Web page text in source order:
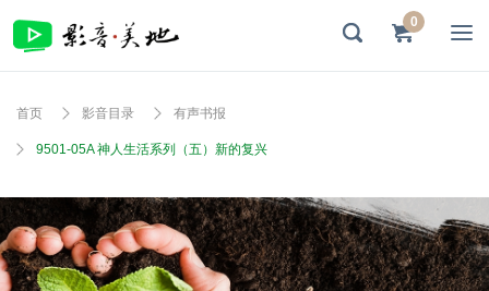
0
首页 影音目录 有声书报
9501-05A 神人生活系列（五）新的复兴